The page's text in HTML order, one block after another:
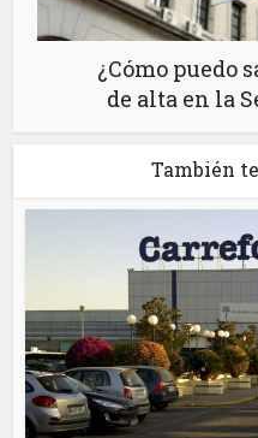
¿Cómo puedo
de alta en la
También